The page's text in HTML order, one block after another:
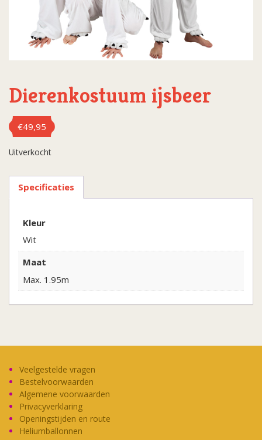
Dierenkostuum ijsbeer
€49,95
Uitverkocht
Specificaties
Kleur
Wit
Maat
Max. 1.95m
Veelgestelde vragen
Bestelvoorwaarden
Algemene voorwaarden
Privacyverklaring
Openingstijden en route
Heliumballonnen